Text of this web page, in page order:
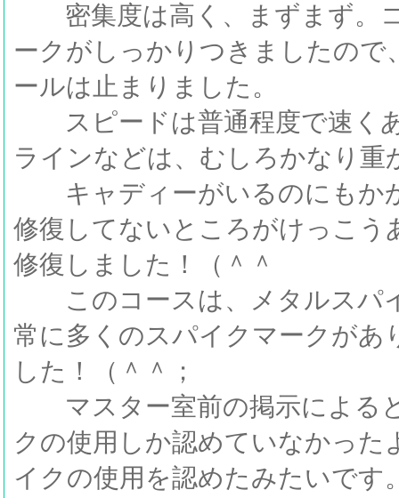
密集度は高く、まずまず。
ークがしっかりつきましたの
ールは止まりました。
スピードは普通程度で速く
ラインなどは、むしろかなり重
キャディーがいるのにもか
修復してないところがけっこう
修復しました！（＾＾
このコースは、メタルスパ
常に多くのスパイクマークがあ
した！（＾＾；
マスター室前の掲示による
クの使用しか認めていなかった
イクの使用を認めたみたいです